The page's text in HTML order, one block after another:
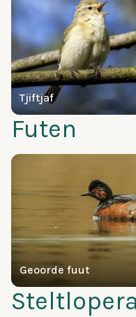
Tjiftjaf
Futen
Geoorde fuut